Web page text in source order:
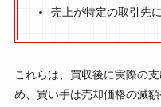
売上が特定の取引先
これらは、買収後に実際の
め、買い手は売却価格の減